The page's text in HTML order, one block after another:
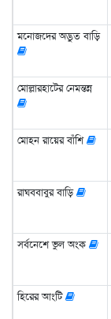
মনোজদের অদ্ভুত বাড়ি
মোল্লারহাটের নেমন্তন্ন
মোহন রায়ের বাঁশি
রাঘববাবুর বাড়ি
সর্বনেশে ভুল অংক
হিরের আংটি